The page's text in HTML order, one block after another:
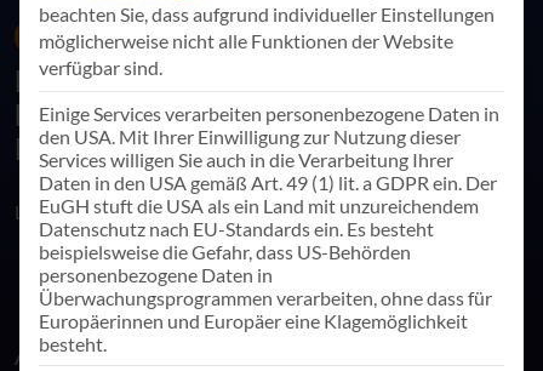
News 19. August 2024
Philipp Höfer präsentiert innovative
Digitalisierungsstrategien beim KVI
Kongress 2024
Link teilen
Am 10. September 2024 von 10:00 – 11:30 Uhr wird Philipp
beachten Sie, dass aufgrund individueller Einstellungen
möglicherweise nicht alle Funktionen der Website
verfügbar sind.
Einige Services verarbeiten personenbezogene Daten in
den USA. Mit Ihrer Einwilligung zur Nutzung dieser
Services willigen Sie auch in die Verarbeitung Ihrer
Daten in den USA gemäß Art. 49 (1) lit. a GDPR ein. Der
EuGH stuft die USA als ein Land mit unzureichendem
Datenschutz nach EU-Standards ein. Es besteht
beispielsweise die Gefahr, dass US-Behörden
personenbezogene Daten in
Überwachungsprogrammen verarbeiten, ohne dass für
Europäerinnen und Europäer eine Klagemöglichkeit
besteht.